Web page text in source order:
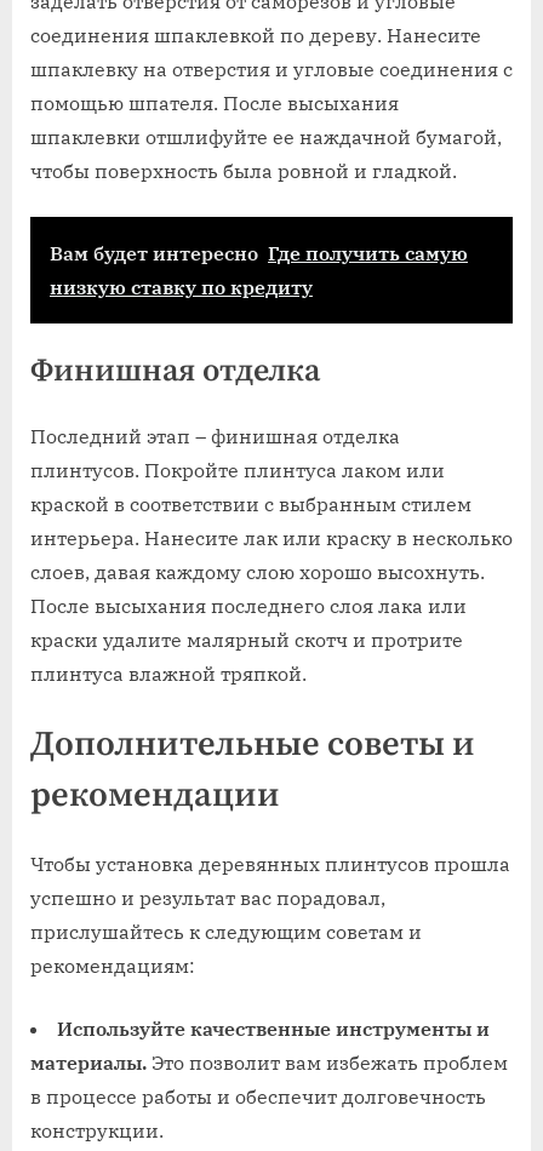
соединения шпаклевкой по дереву. Нанесите
шпаклевку на отверстия и угловые соединения с
помощью шпателя. После высыхания
шпаклевки отшлифуйте ее наждачной бумагой,
чтобы поверхность была ровной и гладкой.
Вам будет интересно Где получить самую
низкую ставку по кредиту
Финишная отделка
Последний этап – финишная отделка
плинтусов. Покройте плинтуса лаком или
краской в соответствии с выбранным стилем
интерьера. Нанесите лак или краску в несколько
слоев, давая каждому слою хорошо высохнуть.
После высыхания последнего слоя лака или
краски удалите малярный скотч и протрите
плинтуса влажной тряпкой.
Дополнительные советы и
рекомендации
Чтобы установка деревянных плинтусов прошла
успешно и результат вас порадовал,
прислушайтесь к следующим советам и
рекомендациям:
Используйте качественные инструменты и
материалы. Это позволит вам избежать проблем
в процессе работы и обеспечит долговечность
конструкции.